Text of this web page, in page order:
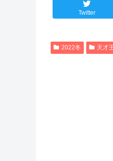
Twitter
2022冬 天才